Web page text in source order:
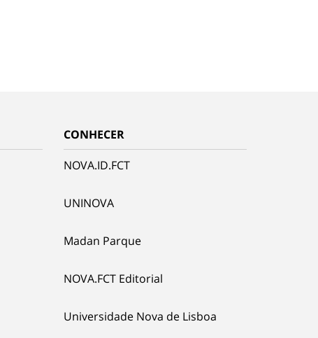
CONHECER
NOVA.ID.FCT
UNINOVA
Madan Parque
NOVA.FCT Editorial
Universidade Nova de Lisboa